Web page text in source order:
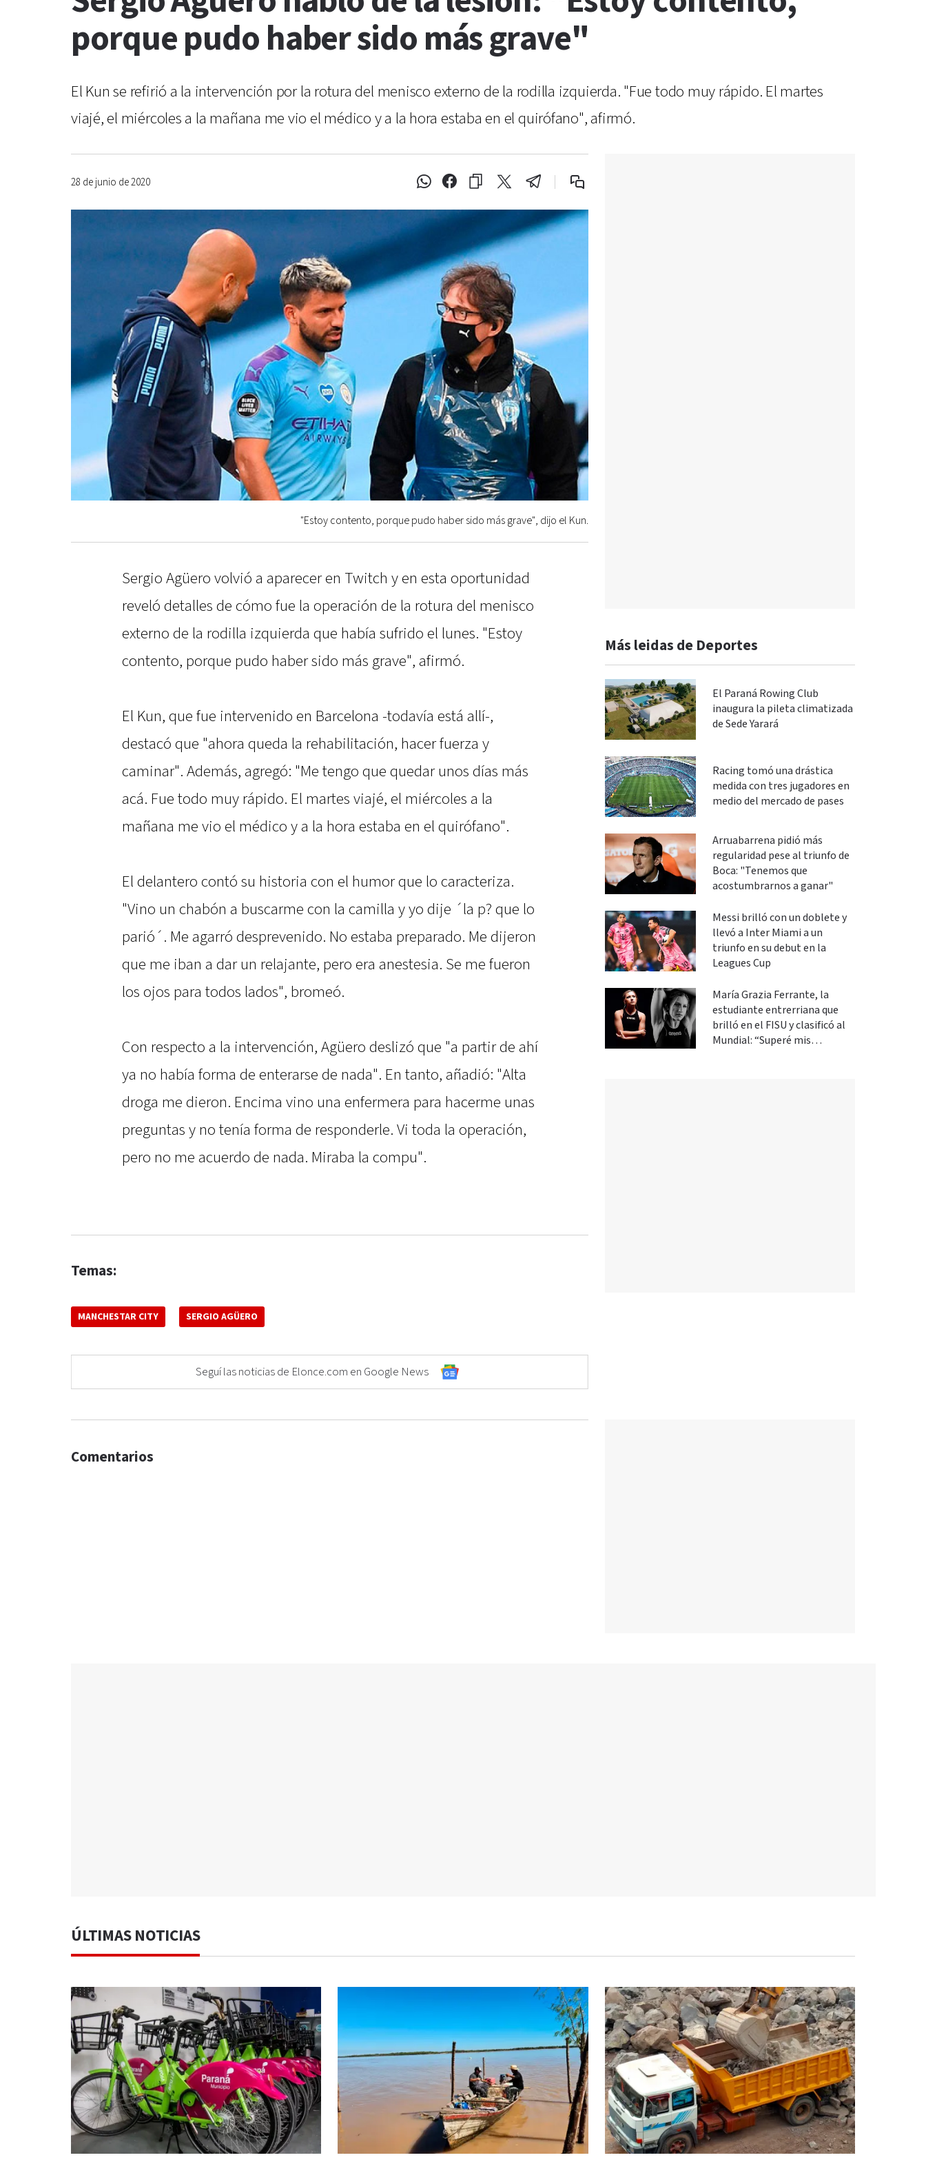
porque pudo haber sido más grave"
El Kun se refirió a la intervención por la rotura del menisco externo de la rodilla izquierda. "Fue todo muy rápido. El martes
viajé, el miércoles a la mañana me vio el médico y a la hora estaba en el quirófano", afirmó.
28 de junio de 2020
"Estoy contento, porque pudo haber sido más grave", dijo el Kun.
Sergio Agüero volvió a aparecer en Twitch y en esta oportunidad
reveló detalles de cómo fue la operación de la rotura del menisco
externo de la rodilla izquierda que había sufrido el lunes. "Estoy
contento, porque pudo haber sido más grave", afirmó.
El Kun, que fue intervenido en Barcelona -todavía está allí-,
destacó que "ahora queda la rehabilitación, hacer fuerza y
caminar". Además, agregó: "Me tengo que quedar unos días más
acá. Fue todo muy rápido. El martes viajé, el miércoles a la
mañana me vio el médico y a la hora estaba en el quirófano".
El delantero contó su historia con el humor que lo caracteriza.
"Vino un chabón a buscarme con la camilla y yo dije ´la p? que lo
parió´. Me agarró desprevenido. No estaba preparado. Me dijeron
que me iban a dar un relajante, pero era anestesia. Se me fueron
los ojos para todos lados", bromeó.
Con respecto a la intervención, Agüero deslizó que "a partir de ahí
ya no había forma de enterarse de nada". En tanto, añadió: "Alta
droga me dieron. Encima vino una enfermera para hacerme unas
preguntas y no tenía forma de responderle. Vi toda la operación,
pero no me acuerdo de nada. Miraba la compu".
Temas:
MANCHESTAR CITY SERGIO AGÜERO
Seguí las noticias de Elonce.com en Google News
Más leidas de Deportes
El Paraná Rowing Club
inaugura la pileta climatizada
de Sede Yarará
Racing tomó una drástica
medida con tres jugadores en
medio del mercado de pases
Arruabarrena pidió más
regularidad pese al triunfo de
Boca: "Tenemos que
acostumbrarnos a ganar"
Messi brilló con un doblete y
llevó a Inter Miami a un
triunfo en su debut en la
Leagues Cup
María Grazia Ferrante, la
estudiante entrerriana que
brilló en el FISU y clasificó al
Mundial: “Superé mis
Comentarios
ÚLTIMAS NOTICIAS